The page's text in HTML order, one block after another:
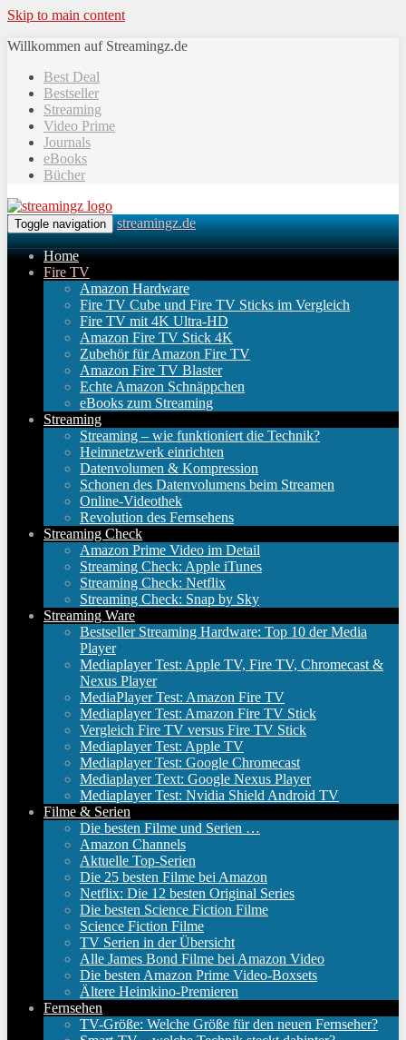
Skip to main content
Willkommen auf Streamingz.de
Best Deal
Bestseller
Streaming
Video Prime
Journals
eBooks
Bücher
Toggle navigation streamingz.de
Home
Fire TV
Amazon Hardware
Fire TV Cube und Fire TV Sticks im Vergleich
Fire TV mit 4K Ultra-HD
Amazon Fire TV Stick 4K
Zubehör für Amazon Fire TV
Amazon Fire TV Blaster
Echte Amazon Schnäppchen
eBooks zum Streaming
Streaming
Streaming – wie funktioniert die Technik?
Heimnetzwerk einrichten
Datenvolumen & Kompression
Schonen des Datenvolumens beim Streamen
Online-Videothek
Revolution des Fernsehens
Streaming Check
Amazon Prime Video im Detail
Streaming Check: Apple iTunes
Streaming Check: Netflix
Streaming Check: Snap by Sky
Streaming Ware
Bestseller Streaming Hardware: Top 10 der Media
Player
Mediaplayer Test: Apple TV, Fire TV, Chromecast &
Nexus Player
MediaPlayer Test: Amazon Fire TV
Mediaplayer Test: Amazon Fire TV Stick
Vergleich Fire TV versus Fire TV Stick
Mediaplayer Test: Apple TV
Mediaplayer Test: Google Chromecast
Mediaplayer Text: Google Nexus Player
Mediaplayer Test: Nvidia Shield Android TV
Filme & Serien
Die besten Filme und Serien …
Amazon Channels
Aktuelle Top-Serien
Die 25 besten Filme bei Amazon
Netflix: Die 12 besten Original Series
Die besten Science Fiction Filme
Science Fiction Filme
TV Serien in der Übersicht
Alle James Bond Filme bei Amazon Video
Die besten Amazon Prime Video-Boxsets
Ältere Heimkino-Premieren
Fernsehen
TV-Größe: Welche Größe für den neuen Fernseher?